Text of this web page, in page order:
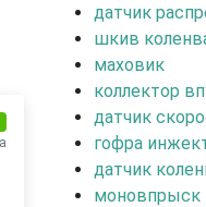
датчик
шкив
маховик
коллектор
датчик
гофра
датчик
моновпрыск